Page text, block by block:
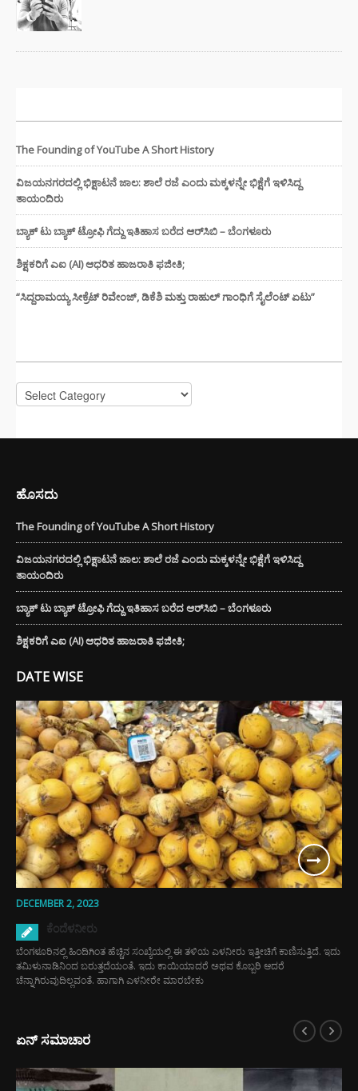
The Founding of YouTube A Short History
ವಿಜಯನಗರದಲ್ಲಿ ಭಿಕ್ಷಾಟನೆ ಜಾಲ: ಶಾಲೆ ರಜೆ ಎಂದು ಮಕ್ಕಳನ್ನೇ ಭಿಕ್ಷೆಗೆ ಇಳಿಸಿದ್ದ
ತಾಯಂದಿರು
ಬ್ಯಾಕ್ ಟು ಬ್ಯಾಕ್ ಟ್ರೋಫಿ ಗೆದ್ದು ಇತಿಹಾಸ ಬರೆದ ಆರ್‌ಸಿಬಿ – ಬೆಂಗಳೂರು
ಶಿಕ್ಷಕರಿಗೆ ಎಐ (AI) ಆಧರಿತ ಹಾಜರಾತಿ ಫಜೀತಿ;
“ಸಿದ್ದರಾಮಯ್ಯ ಸೀಕ್ರೆಟ್ ರಿವೇಂಜ್‌, ಡಿಕೆಶಿ ಮತ್ತು ರಾಹುಲ್‌ ಗಾಂಧಿಗೆ ಸೈಲೆಂಟ್ ಏಟು”
Categories
ಹೊಸದು
The Founding of YouTube A Short History
ವಿಜಯನಗರದಲ್ಲಿ ಭಿಕ್ಷಾಟನೆ ಜಾಲ: ಶಾಲೆ ರಜೆ ಎಂದು ಮಕ್ಕಳನ್ನೇ ಭಿಕ್ಷೆಗೆ ಇಳಿಸಿದ್ದ
ತಾಯಂದಿರು
ಬ್ಯಾಕ್ ಟು ಬ್ಯಾಕ್ ಟ್ರೋಫಿ ಗೆದ್ದು ಇತಿಹಾಸ ಬರೆದ ಆರ್‌ಸಿಬಿ – ಬೆಂಗಳೂರು
ಶಿಕ್ಷಕರಿಗೆ ಎಐ (AI) ಆಧರಿತ ಹಾಜರಾತಿ ಫಜೀತಿ;
DATE WISE
DECEMBER 2, 2023
ಕೆಂದೆಳನೀರು
ಬೆಂಗಳೂರಿನಲ್ಲಿ ಹಿಂದಿಗಿಂತ ಹೆಚ್ಚಿನ ಸಂಖ್ಯೆಯಲ್ಲಿ ಈ ತಳಿಯ ಎಳನೀರು ಇತ್ತೀಚಿಗೆ ಕಾಣಿಸುತ್ತಿದೆ. ಇದು
ತಮಿಳುನಾಡಿನಿಂದ ಬರುತ್ತದೆಯಂತೆ. ಇದು ಕಾಯಿಯಾದರೆ ಅಥವ ಕೊಬ್ಬರಿ ಆದರೆ
ಚೆನ್ನಾಗಿರುವುದಿಲ್ಲವಂತೆ. ಹಾಗಾಗಿ ಎಳನೀರೇ ಮಾರಬೇಕು
ಏನ್ ಸಮಾಚಾರ